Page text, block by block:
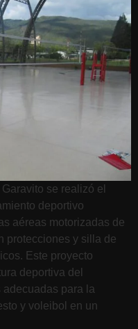
se realizó el
deportivo
aéreas motorizadas de
protecciones y silla de
Este proyecto
deportiva del
para la
y voleibol en un